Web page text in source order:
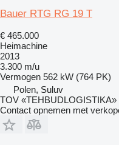
Bauer RTG RG 19 T
€ 465.000
Heimachine
2013
3.300 m/u
Vermogen 562 kW (764 PK)
Polen, Suluv
TOV «TEHBUDLOGISTIKA»
Contact opnemen met